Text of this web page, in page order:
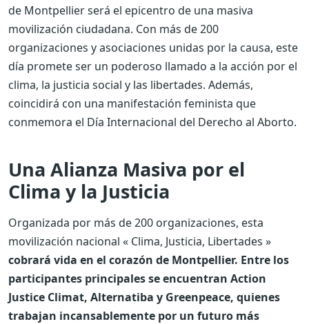
de Montpellier será el epicentro de una masiva
movilización ciudadana. Con más de 200
organizaciones y asociaciones unidas por la causa, este
día promete ser un poderoso llamado a la acción por el
clima, la justicia social y las libertades. Además,
coincidirá con una manifestación feminista que
conmemora el Día Internacional del Derecho al Aborto.
Una Alianza Masiva por el
Clima y la Justicia
Organizada por más de 200 organizaciones, esta
movilización nacional « Clima, Justicia, Libertades »
cobrará vida en el corazón de Montpellier. Entre los
participantes principales se encuentran Action
Justice Climat, Alternatiba y Greenpeace, quienes
trabajan incansablemente por un futuro más